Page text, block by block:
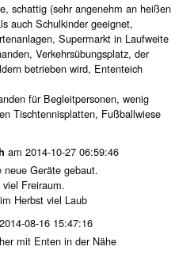
schattig (sehr angenehm an heißen
auch Schulkinder geeignet,
Supermarkt in Laufweite
Verkehrsübungsplatz, der
betrieben wird, Ententeich
für Begleitpersonen, wenig
Tischtennisplatten, Fußballwiese
am 2014-10-27 06:59:46
neue Geräte gebaut.
Freiraum.
Herbst viel Laub
2014-08-16 15:47:16
mit Enten in der Nähe